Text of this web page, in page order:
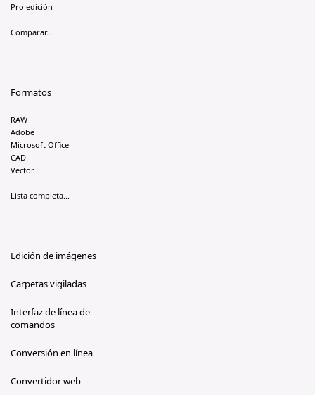
Pro edición
Comparar...
Formatos
RAW
Adobe
Microsoft Office
CAD
Vector
Lista completa...
Edición de imágenes
Carpetas vigiladas
Interfaz de línea de
comandos
Conversión en línea
Convertidor web